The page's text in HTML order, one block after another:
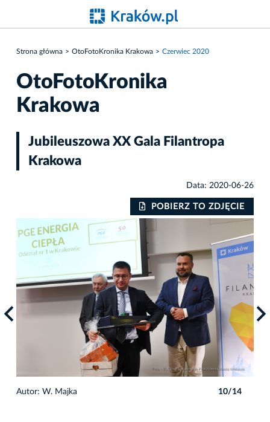
Strona główna OtoFotoKronika Krakowa Czerwiec 2020
OtoFotoKronika
Krakowa
Jubileuszowa XX Gala Filantropa
Krakowa
Data: 2020-06-26
POBIERZ TO ZDJĘCIE
Autor: W. Majka 10/14